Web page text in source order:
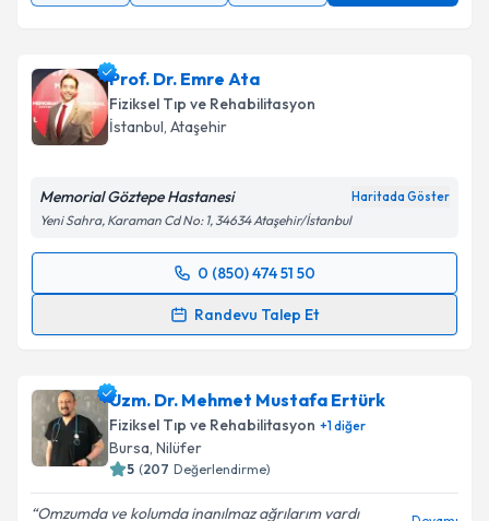
Prof. Dr. Emre Ata
Fiziksel Tıp ve Rehabilitasyon
İstanbul, Ataşehir
Memorial Göztepe Hastanesi Haritada Göster
Yeni Sahra, Karaman Cd No: 1, 34634 Ataşehir/İstanbul
0 (850) 474 51 50
Randevu Talep Et
Randevu Takvimi Talebi
takvim hazırlandığında e-posta ile bilgilendireceğiz.
E-posta Adresiniz
Uzm. Dr. Mehmet Mustafa Ertürk
Fiziksel Tıp ve Rehabilitasyon +1diğer
Bursa, Nilüfer
5 (207 Değerlendirme)
Omzumda ve kolumda inanılmaz ağrılarım vardı